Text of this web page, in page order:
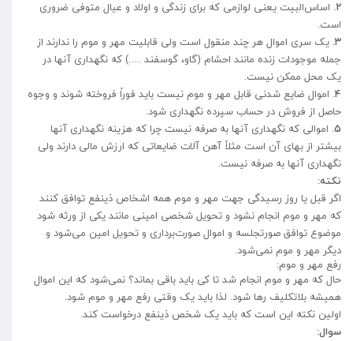
۲. اساس‌البیت یعنی لوازمی که برای زندگی و اولاد و عیال متوفی ضروری
است.
۳. یک سری اموال هر چند منقول است ولی قابلیت مهر و موم را ندارند از
جمله موجودات زنده مانند احشام (گاو، گوسفند ….) که نگهداری آنها در
یک محل ممکن نیست.
۴. اموال ضایع شدنی قابل مهر و موم نیست باید فوراً فروخته شوند و وجوه
حاصل از فروش در حساب سپرده نگهداری شود.
۵. اموالی که نگهداری آنها به صرفه نیست چرا که هزینه نگهداری آنها
بیشتر از بهای آن است مثلاً آهن آلات ضایعاتی که ارزش مالی دارند ولی
نگهداری آنها به صرفه نیست.
نکته:
اگر قبل یا روز رسیدگی جهت مهر و موم همه اشخاص ذینفع توافق کنند
که مهر و موم انجام نشود و تحویل شخصی امینی مانند یکی از ورثه شود
موضوع توافق صورتجلسه و اموال صورت‌برداری و تحویل امین می‌شود و
دیگر مهر و موم نمی‌شود.
رفع مهر و موم:
حال که مهر و موم انجام شد تا کی باید باقی بماند؟ نمی‌شود که این اموال
همیشه بلاتکلیف رها شود. لذا باید یک وقتی رفع مهر و موم شود.
اولین نکته این است که باید یک شخص ذینفع درخواست کند.
سوال: